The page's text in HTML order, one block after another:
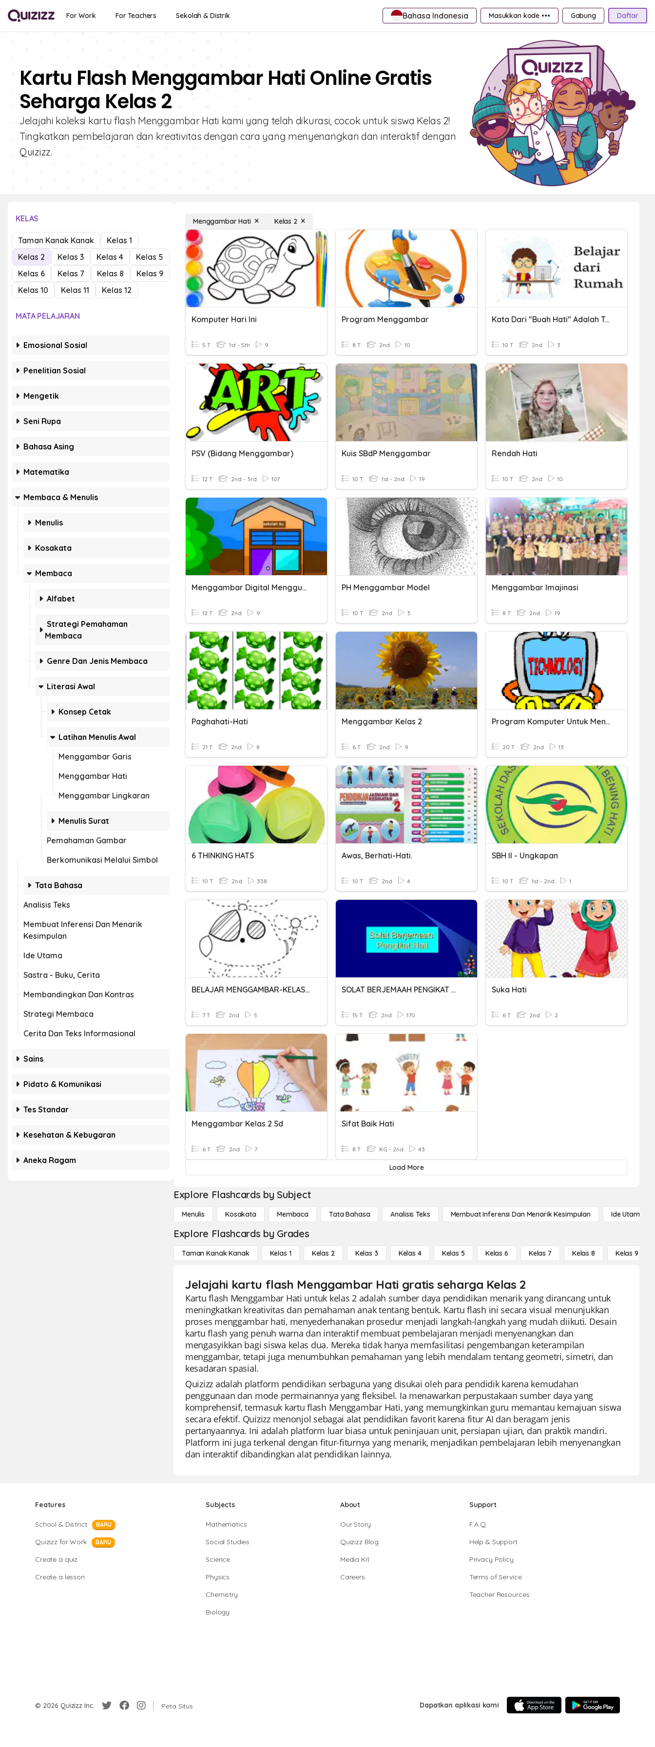
For Work For Teachers Sekolah & Distrik Bahasa Indonesia Masukkan kode ••• Gabung Daftar
Kartu Flash Menggambar Hati Online Gratis
Seharga Kelas 2
Jelajahi koleksi kartu flash Menggambar Hati kami yang telah dikurasi, cocok untuk siswa Kelas 2!
Tingkatkan pembelajaran dan kreativitas dengan cara yang menyenangkan dan interaktif dengan
Quizizz.
KELAS
Taman Kanak Kanak
Kelas 1
Kelas 2
Kelas 3 Kelas 4
Kelas 5
Kelas 6
Kelas 7 Kelas 8
Kelas 9
Kelas 10
Kelas 11 Kelas 12
MATA PELAJARAN
Emosional Sosial
Penelitian Sosial
Mengetik
Seni Rupa
Bahasa Asing
Matematika
Membaca & Menulis
Menulis
Kosakata
Membaca
Alfabet
Strategi Pemahaman
Membaca
Genre Dan Jenis Membaca
Literasi Awal
Konsep Cetak
Latihan Menulis Awal
Menggambar Garis
Menggambar Hati
Menggambar Lingkaran
Menulis Surat
Pemahaman Gambar
Berkomunikasi Melalui Simbol
Tata Bahasa
Analisis Teks
Membuat Inferensi Dan Menarik
Kesimpulan
Ide Utama
Sastra - Buku, Cerita
Membandingkan Dan Kontras
Strategi Membaca
Cerita Dan Teks Informasional
Sains
Pidato & Komunikasi
Tes Standar
Kesehatan & Kebugaran
Aneka Ragam
Menggambar Hati Kelas 2
Komputer Hari Ini
5 T 1st - 5th 9
Program Menggambar
8 T 2nd 10
Kata Dari "buah Hati" Adalah Termasuk ...
10 T 2nd 3
PSV (Bidang Menggambar)
12 T 2nd - 3rd 107
Kuis SBdP Menggambar
10 T 1st - 2nd 19
Rendah Hati
10 T 2nd 10
Menggambar Digital Menggunakan Warna Gradasi
12 T 2nd 9
PH Menggambar Model
10 T 2nd 3
Menggambar Imajinasi
8 T 2nd 19
Paghahati-Hati
21 T 2nd 8
Menggambar Kelas 2
6 T 2nd 9
Program Komputer Untuk Menggambar
20 T 2nd 13
6 THINKING HATS
10 T 2nd 338
Awas, Berhati-Hati.
10 T 2nd 4
SBH II - Ungkapan
10 T 1st - 2nd 1
BELAJAR MENGGAMBAR-KELAS 2
7 T 2nd 5
SOLAT BERJEMAAH PENGIKAT HATI
15 T 2nd 170
Suka Hati
6 T 2nd 2
Menggambar Kelas 2 Sd
6 T 2nd 7
Sifat Baik Hati
8 T KG - 2nd 43
Load More
Explore Flashcards by Subject
Menulis Kosakata Membaca Tata Bahasa Analisis Teks Membuat Inferensi Dan Menarik Kesimpulan Ide Utama
Explore Flashcards by Grades
Taman Kanak Kanak Kelas 1 Kelas 2 Kelas 3 Kelas 4 Kelas 5 Kelas 6 Kelas 7 Kelas 8 Kelas 9
Jelajahi kartu flash Menggambar Hati gratis seharga Kelas 2
Kartu flash Menggambar Hati untuk kelas 2 adalah sumber daya pendidikan menarik yang dirancang untuk
meningkatkan kreativitas dan pemahaman anak tentang bentuk. Kartu flash ini secara visual menunjukkan
proses menggambar hati, menyederhanakan prosedur menjadi langkah-langkah yang mudah diikuti. Desain
kartu flash yang penuh warna dan interaktif membuat pembelajaran menjadi menyenangkan dan
mengasyikkan bagi siswa kelas dua. Mereka tidak hanya memfasilitasi pengembangan keterampilan
menggambar, tetapi juga menumbuhkan pemahaman yang lebih mendalam tentang geometri, simetri, dan
kesadaran spasial.
Quizizz adalah platform pendidikan serbaguna yang disukai oleh para pendidik karena kemudahan
penggunaan dan mode permainannya yang fleksibel. Ia menawarkan perpustakaan sumber daya yang
komprehensif, termasuk kartu flash Menggambar Hati, yang memungkinkan guru memantau kemajuan siswa
secara efektif. Quizizz menonjol sebagai alat pendidikan favorit karena fitur AI dan beragam jenis
pertanyaannya. Ini adalah platform luar biasa untuk peninjauan unit, persiapan ujian, dan praktik mandiri.
Platform ini juga terkenal dengan fitur-fiturnya yang menarik, menjadikan pembelajaran lebih menyenangkan
dan interaktif dibandingkan alat pendidikan lainnya.
Features
School & District BARU
Quizizz for Work BARU
Create a quiz
Create a lesson
Subjects
Mathematics
Social Studies
Science
Physics
Chemistry
Biology
About
Our Story
Quizizz Blog
Media Kit
Careers
Support
F.A.Q.
Help & Support
Privacy Policy
Terms of Service
Teacher Resources
© 2026 Quizizz Inc. Peta Situs Dapatkan aplikasi kami